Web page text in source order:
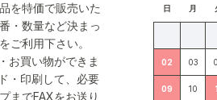
を特価で販売いた
・数量など決まっ
ご利用下さい。
お買い物ができま
・印刷して、必要
までFAXをお送り
日 月
02 03
09 10